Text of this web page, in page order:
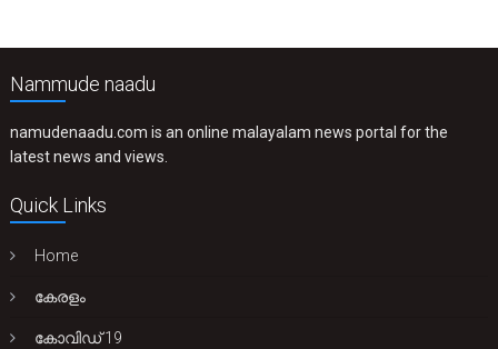
Nammude naadu
namudenaadu.com is an online malayalam news portal for the
latest news and views.
Quick Links
Home
കേരളം
കോവിഡ് 19